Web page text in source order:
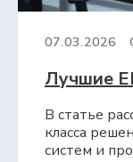
07.03.2026
Лучшие
В статье
класса
систем и